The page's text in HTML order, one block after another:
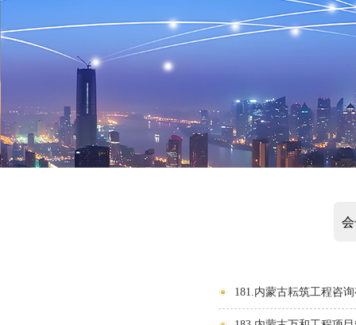
181.内蒙古耘筑工程咨